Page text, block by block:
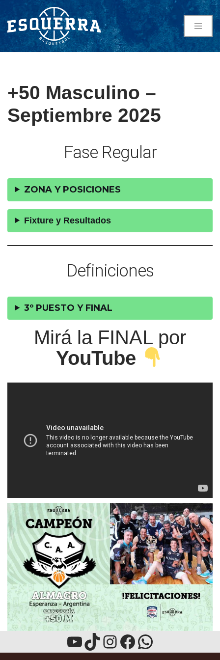
Saltar
al
contenido
+50 Masculino –
Septiembre 2025
Fase Regular
ZONA Y POSICIONES
Fixture y Resultados
Definiciones
3º PUESTO Y FINAL
Mirá la FINAL por
YouTube